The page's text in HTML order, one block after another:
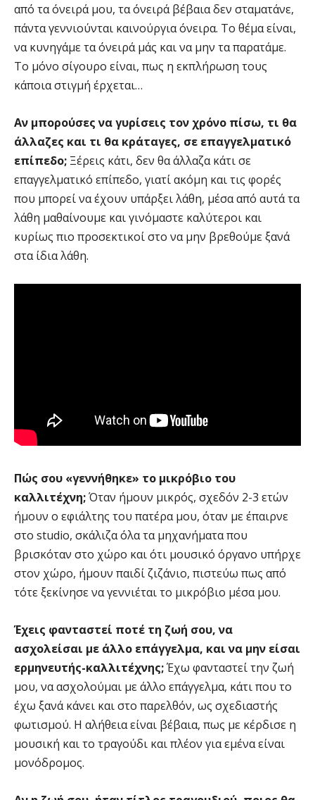
από τα όνειρά μου, τα όνειρά βέβαια δεν σταματάνε,
πάντα γεννιούνται καινούργια όνειρα. Το θέμα είναι,
να κυνηγάμε τα όνειρά μάς και να μην τα παρατάμε.
Το μόνο σίγουρο είναι, πως η εκπλήρωση τους
κάποια στιγμή έρχεται…
Αν μπορούσες να γυρίσεις τον χρόνο πίσω, τι θα
άλλαζες και τι θα κράταγες, σε επαγγελματικό
επίπεδο; Ξέρεις κάτι, δεν θα άλλαζα κάτι σε
επαγγελματικό επίπεδο, γιατί ακόμη και τις φορές
που μπορεί να έχουν υπάρξει λάθη, μέσα από αυτά τα
λάθη μαθαίνουμε και γινόμαστε καλύτεροι και
κυρίως πιο προσεκτικοί στο να μην βρεθούμε ξανά
στα ίδια λάθη.
Πώς σου «γεννήθηκε» το μικρόβιο του
καλλιτέχνη;Όταν ήμουν μικρός, σχεδόν 2-3 ετών
ήμουν ο εφιάλτης του πατέρα μου, όταν με έπαιρνε
στο studio, σκάλιζα όλα τα μηχανήματα που
βρισκόταν στο χώρο και ότι μουσικό όργανο υπήρχε
στον χώρο, ήμουν παιδί ζιζάνιο, πιστεύω πως από
τότε ξεκίνησε να γεννιέται το μικρόβιο μέσα μου.
Έχεις φανταστεί ποτέ τη ζωή σου, να
ασχολείσαι με άλλο επάγγελμα, και να μην είσαι
ερμηνευτής-καλλιτέχνης;Έχω φανταστεί την ζωή
μου, να ασχολούμαι με άλλο επάγγελμα, κάτι που το
έχω ξανά κάνει και στο παρελθόν, ως σχεδιαστής
φωτισμού. Η αλήθεια είναι βέβαια, πως με κέρδισε η
μουσική και το τραγούδι και πλέον για εμένα είναι
μονόδρομος.